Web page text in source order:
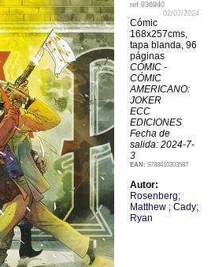
ref 936940
02/07/2024
Cómic
168x257cms,
tapa blanda, 96
páginas
CÓMIC -
CÓMIC
AMERICANO:
JOKER
ECC
EDICIONES
Fecha de
salida: 2024-7-
3
EAN: 9788410203587
Autor:
Rosenberg;
Matthew ; Cady;
Ryan